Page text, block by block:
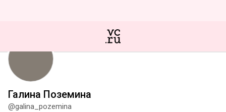
Галина Поземина
@galina_pozemina